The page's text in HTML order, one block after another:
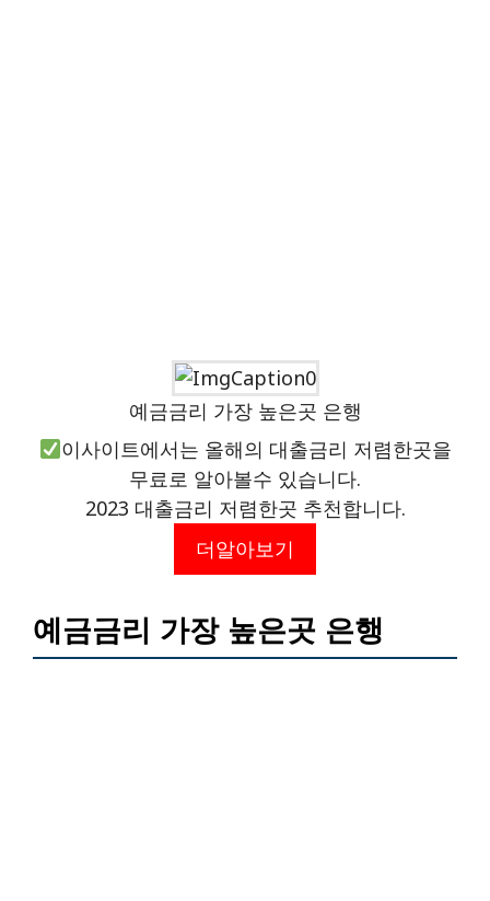
예금금리 가장 높은곳 은행
이사이트에서는 올해의 대출금리 저렴한곳을
무료로 알아볼수 있습니다.
2023 대출금리 저렴한곳 추천합니다.
더알아보기
예금금리 가장 높은곳 은행